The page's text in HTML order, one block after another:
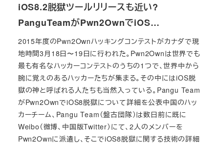
iOS8.2脱獄ツールリリースも近い?
PanguTeamがPwn2OwnでiOS…
2015年度のPwn2Ownハッキングコンテストがカナダで現
地時間3月18日〜19日に行われた。Pwn2Ownは世界でも
最も有名なハッカーコンテストのうちの1つで、世界中から
腕に覚えのあるハッカーたちが集まる。その中にはiOS脱
獄の神と呼ばれる人たちも当然入っている。Pangu Team
がPwn2OwnでiOS8脱獄について詳細を公表中国のハッ
カーチーム、Pangu Team（盤古団隊）は数日前に既に
Weibo（微博、中国版Twitter）にて、2人のメンバーを
Pwn2Ownに派遣し、そこでiOS8脱獄に関する技術の詳細